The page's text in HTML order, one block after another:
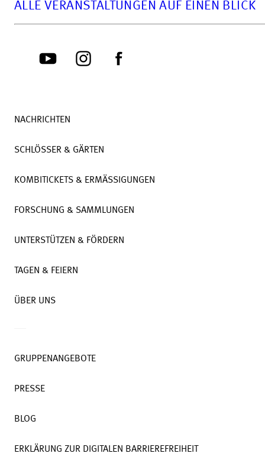
ALLE VERANSTALTUNGEN AUF EINEN BLICK
NACHRICHTEN
SCHLÖSSER & GÄRTEN
KOMBITICKETS & ERMÄSSIGUNGEN
FORSCHUNG & SAMMLUNGEN
UNTERSTÜTZEN & FÖRDERN
TAGEN & FEIERN
ÜBER UNS
GRUPPENANGEBOTE
PRESSE
BLOG
ERKLÄRUNG ZUR DIGITALEN BARRIEREFREIHEIT